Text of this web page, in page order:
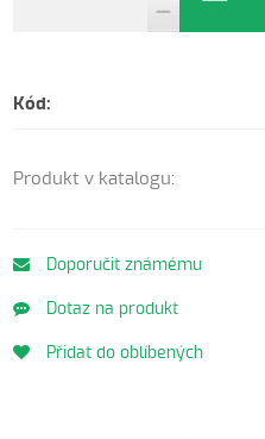
Kód:
Produkt v katalogu:
Doporučit známému
Dotaz na produkt
Přidat do oblíbených